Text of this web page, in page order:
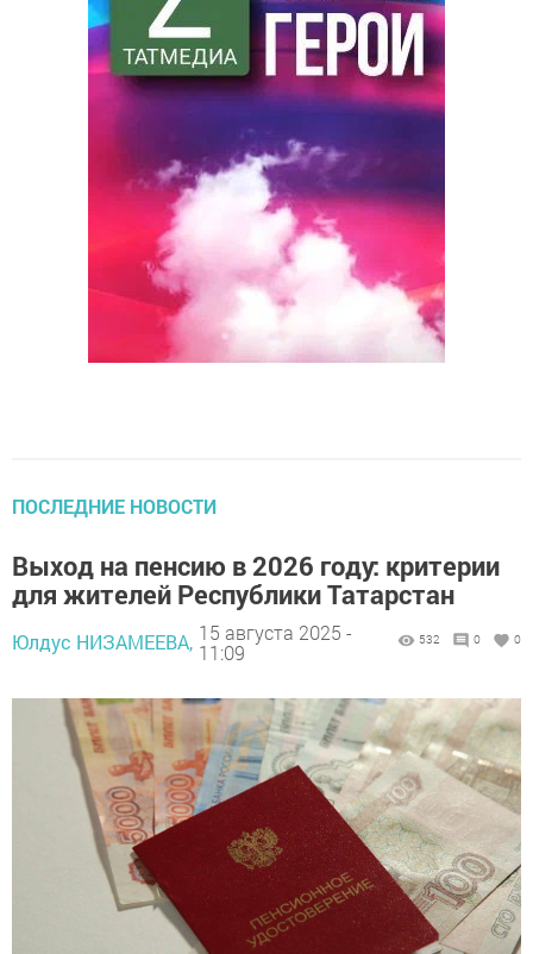
ПОСЛЕДНИЕ НОВОСТИ
Выход на пенсию в 2026 году: критерии
для жителей Республики Татарстан
Юлдус НИЗАМЕЕВА, 15 августа 2025 -
11:09
532 0 0